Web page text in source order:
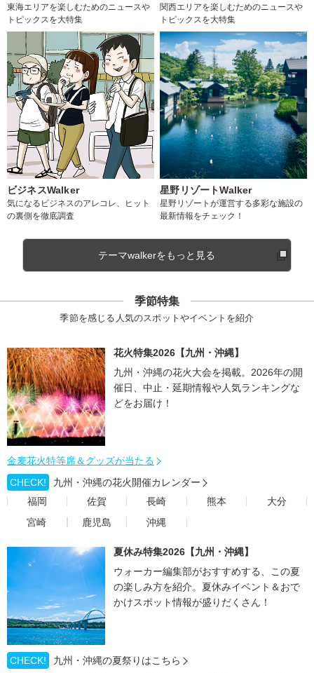
東海エリアを楽しむためのニュースや
トピックスを大特集
関西エリアを楽しむためのニュースや
トピックスを大特集
ビジネスWalker
気になるビジネスのアレコレ、ヒット
の裏側を徹底調査
星野リゾートWalker
星野リゾートが運営する多彩な施設の
最新情報をチェック！
テーマwalkerをもっと見る
季節特集
季節を感じる人気のスポットやイベントを紹介
花火特集2026【九州・沖縄】
九州・沖縄の花火大会を掲載。2026年の開
催日、中止・延期情報や人気ランキングな
どをお届け！
金麦花火特等席＆グッズが当たる
CHECK!
九州・沖縄の花火開催カレンダー
福岡
佐賀 長崎 熊本
大分
宮崎
鹿児島 沖縄
夏休み特集2026【九州・沖縄】
ウォーカー編集部がおすすめする、この夏
の楽しみ方を紹介。夏休みイベント＆おで
かけスポット情報が盛りだくさん！
CHECK!
九州・沖縄の夏祭りはこちら